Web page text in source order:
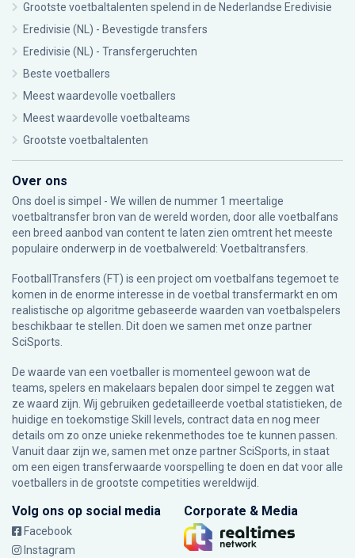
Grootste voetbaltalenten spelend in de Nederlandse Eredivisie
Eredivisie (NL) - Bevestigde transfers
Eredivisie (NL) - Transfergeruchten
Beste voetballers
Meest waardevolle voetballers
Meest waardevolle voetbalteams
Grootste voetbaltalenten
Over ons
Ons doel is simpel - We willen de nummer 1 meertalige
voetbaltransfer bron van de wereld worden, door alle voetbalfans
een breed aanbod van content te laten zien omtrent het meeste
populaire onderwerp in de voetbalwereld: Voetbaltransfers.
FootballTransfers (FT) is een project om voetbalfans tegemoet te
komen in de enorme interesse in de voetbal transfermarkt en om
realistische op algoritme gebaseerde waarden van voetbalspelers
beschikbaar te stellen. Dit doen we samen met onze partner
SciSports
De waarde van een voetballer is momenteel gewoon wat de
teams, spelers en makelaars bepalen door simpel te zeggen wat
ze waard zijn. Wij gebruiken gedetailleerde voetbal statistieken, de
huidige en toekomstige Skill levels, contract data en nog meer
details om zo onze unieke rekenmethodes toe te kunnen passen.
Vanuit daar zijn we, samen met onze partner SciSports, in staat
om een eigen transferwaarde voorspelling te doen en dat voor alle
voetballers in de grootste competities wereldwijd.
Volg ons op social media
Facebook
Instagram
Corporate & Media